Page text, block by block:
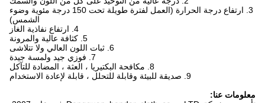
3. ارتفاع درجة الحرارة (العمل لفترة طويلة تحت 150 درجة مئوية وضوء
الشمس)
4. ارتفاع نفاذية الغاز
5. كثافة عالية والمرونة
6. ثبات اللون العالي ولا تتلاشى
7. فوزي جيد ولمسة جيدة
8. مكافحة البكتيريا ، العثة ، المضادة للتآكل
9. صديقة للبيئة وقابلة للتحلل ، قابلة لإعادة الاستخدام
معلومات عنا: